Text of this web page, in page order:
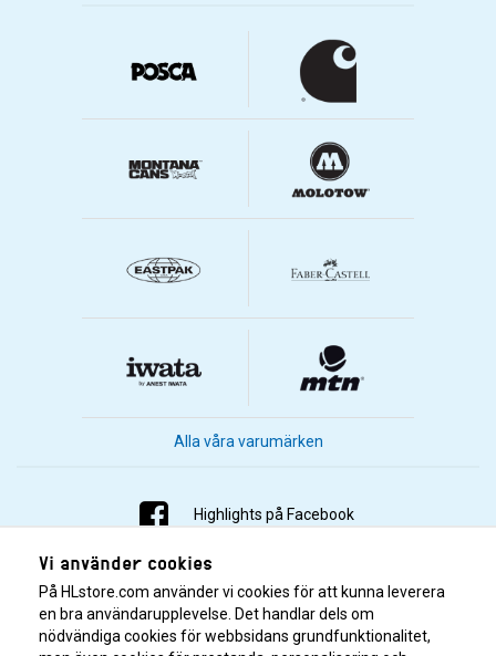
Alla våra varumärken
Highlights på Facebook
Highlights på Instagram
Highlights på Youtube
Vi använder cookies
På HLstore.com använder vi cookies för att kunna leverera
en bra användarupplevelse. Det handlar dels om
nödvändiga cookies för webbsidans grundfunktionalitet,